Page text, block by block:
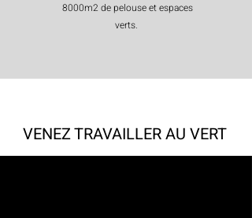
8000m2 de pelouse et espaces
verts.
VENEZ TRAVAILLER AU VERT